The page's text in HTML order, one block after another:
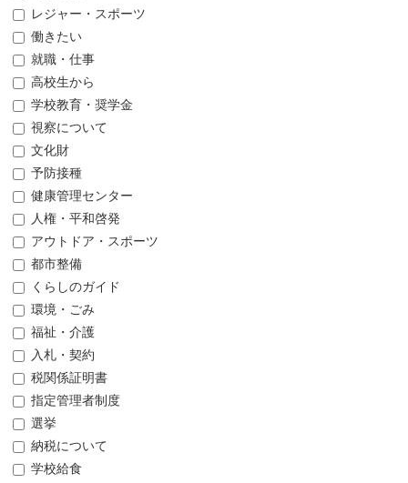
レジャー・スポーツ
働きたい
就職・仕事
高校生から
学校教育・奨学金
視察について
文化財
予防接種
健康管理センター
人権・平和啓発
アウトドア・スポーツ
都市整備
くらしのガイド
環境・ごみ
福祉・介護
入札・契約
税関係証明書
指定管理者制度
選挙
納税について
学校給食